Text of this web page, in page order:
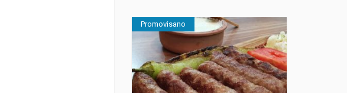
Promovisano